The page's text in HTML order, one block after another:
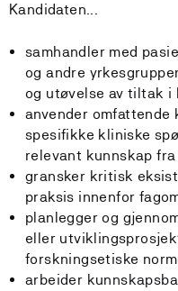
Kandidaten...
samhandler med
og andre
og utøvelse av tiltak i
anvender
spesifikke kliniske
relevant kunnskap
gransker kritisk
praksis innenfor
planlegger og
eller
forskningsetiske
arbeider